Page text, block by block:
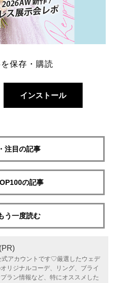
保存・購読
インストール
注目の記事
の記事
う一度読む
式アカウントです♡厳選したウェデ
リジナルコーデ、リング、ブライ
ラン情報など、特にオススメした